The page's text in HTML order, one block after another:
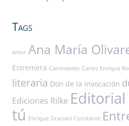
Tags
amor Ana María
Estremera Caminantes Carlos Enrique
literaria Don de la invocación
Ediciones Rilke
tú Enrique Graciani Constante